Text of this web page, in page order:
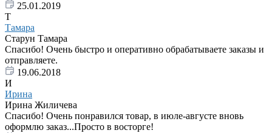
25.01.2019
Т
Тамара
Старун Тамара
Спасибо! Очень быстро и оперативно обрабатываете заказы и
отправляете.
19.06.2018
И
Ирина
Ирина Жиличева
Спасибо! Очень понравился товар, в июле-августе вновь
оформлю заказ...Просто в восторге!